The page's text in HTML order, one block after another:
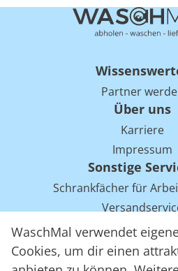
WaschMal verwendet
Cookies, um dir einen
Partner
Über uns
Karriere
Impressum
Sonstige
Schrankfächer für
Einsparpotentiale für
Arbeitskleidung